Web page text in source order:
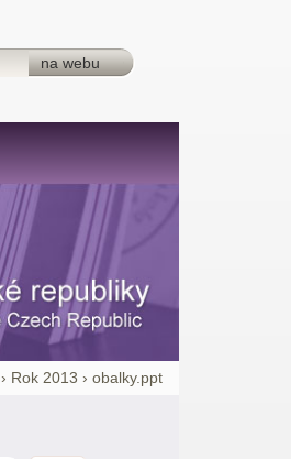
› Rok 2013 ›obalky.ppt